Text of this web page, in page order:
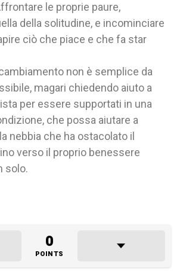
le proprie paure,
della solitudine, e incominciare
ciò che piace e che fa star
non è semplice da
magari chiedendo aiuto a
per essere supportati in una
che possa aiutare a
nebbia che ha ostacolato il
verso il proprio benessere
solo.
0
POINTS